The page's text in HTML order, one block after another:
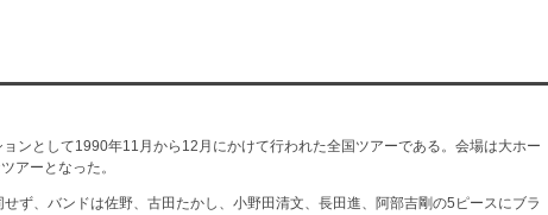
ョンとして1990年11月から12月にかけて行われた全国ツアーである。会場は大ホー
アーとなった。
ず、バンドは佐野、古田たかし、小野田清文、長田進、阿部吉剛の5ピースにブラ